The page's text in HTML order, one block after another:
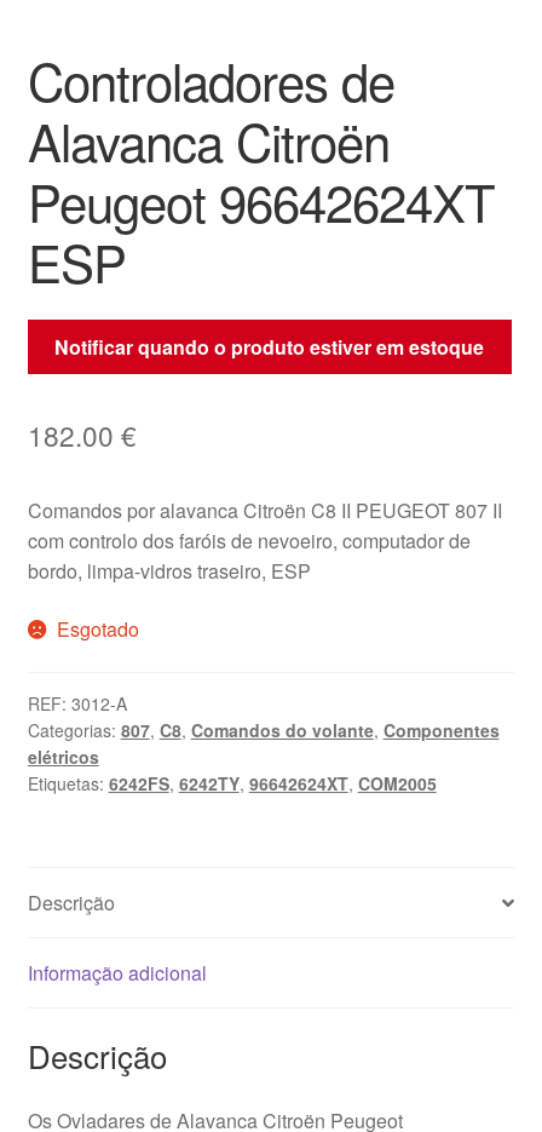
Sobre nós
Termos e Condições
Transporte
Controladores de
Alavanca Citroën
Peugeot 96642624XT
ESP
Notificar quando o produto estiver em estoque
182.00 €
Comandos por alavanca Citroën C8 II PEUGEOT 807 II
com controlo dos faróis de nevoeiro, computador de
bordo, limpa-vidros traseiro, ESP
Esgotado
REF: 3012-A
Categorias: 807, C8, Comandos do volante, Componentes
elétricos
Etiquetas: 6242FS, 6242TY, 96642624XT, COM2005
Descrição
Informação adicional
Descrição
Os Ovladares de Alavanca Citroën Peugeot